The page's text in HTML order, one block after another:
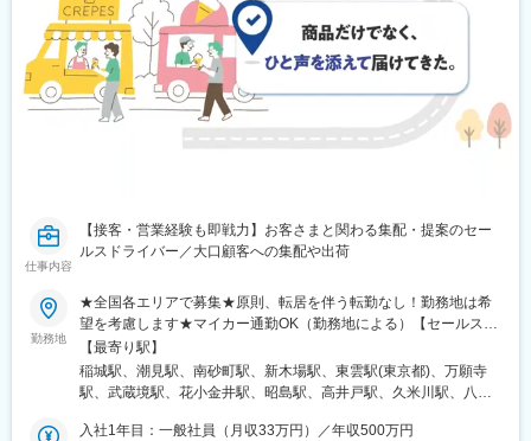
郷駅、布師田駅、撫養駅、川原石駅、伴中央駅、広島港・宇品
駅、本郷駅(広島県)、八本松駅、東福山駅、木次駅、遙堪駅、乃木
駅、下府駅、八浜駅、金光駅、木見駅、高野駅、厚東駅、長府
駅、米川駅、山口駅(山口県)、新南陽駅、萩駅、鳥取駅、三本松口
駅、南瀬高駅、五郎丸駅、苅田駅、赤間駅、巻向駅、甘木駅(西鉄
線)、新飯塚駅、橋本駅(福岡県)、貝塚駅(福岡県)、雑餉隈駅、吉塚
駅、西小倉駅、大塔駅、佐伯駅、豊後豊岡駅、鶴崎駅、東中津
(宮崎県)、高鍋駅、三股駅、東旭川駅、倶知安駅、岩見沢駅、新富
士駅(北海道)、根室駅、新川駅(北海道)、環状通東駅、南郷１３丁
目駅、問寒別駅、東室蘭駅、ほしみ駅、深川駅、長都駅、西帯広
重浜駅、磯分内駅、富良野駅、西北見駅、名寄高校駅、桂台駅、
遠軽駅、木古内駅、くりこま高原駅、荒井駅(宮城県)、福田町駅、
泉中央駅、古川駅、東白石駅、泉駅(常磐線)、藤田駅、七日町駅、
泉崎駅、中荒井駅、日立木駅、安達駅、五百川駅、東酒田駅、高
擶駅、置賜駅、山ノ目駅、花巻空港駅(東北本線)、岩手飯岡駅、地
大曲駅(秋田県)、能代駅、西目駅、金谷沢駅、田んぼアート駅、七
仕事内容
【接客・営業経験も即戦力】お客さまと関わる集配・提案のセー
ルスドライバー／大口顧客への集配や出荷
勤務地
★全国各エリアで募集★原則、転居を伴う転勤なし！勤務地は希
望を考慮します★マイカー通勤OK（勤務地による）【セールスド
ライバー】【ルート（輸送）ドライバー】■関東エリア東京、埼
玉、神奈川、栃木、群馬、千葉、茨城■東海エリア愛知、三重、岐
阜、静岡■甲信越エリア新潟、長野、山梨■北陸エリア石川、福
国・四国エリア香川、愛媛、高知、徳島、広島、島根、岡山、山
【最寄り駅】
稲城駅、潮見駅、南砂町駅、新木場駅、東雲駅(東京都)、万願寺
駅、武蔵境駅、花小金井駅、昭島駅、高井戸駅、久米川駅、八王
駅、永田駅(埼玉県)、鳩ケ谷駅、鳥浜駅、高座渋谷駅、踊場駅、新
入社1年目：一般社員（月収33万円）／年収500万円